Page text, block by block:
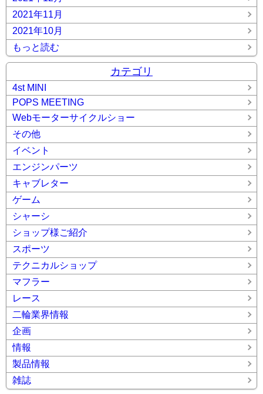
2021年11月
2021年10月
もっと読む
カテゴリ
4st MINI
POPS MEETING
Webモーターサイクルショー
その他
イベント
エンジンパーツ
キャブレター
ゲーム
シャーシ
ショップ様ご紹介
スポーツ
テクニカルショップ
マフラー
レース
二輪業界情報
企画
情報
製品情報
雑誌